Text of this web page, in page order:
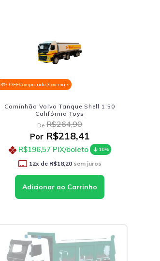
3% OFFComprando 3 ou mais
Caminhão Volvo Tanque Shell 1:50
Califórnia Toys
De R$264,90
PorR$218,41
R$196,57 PIX/boleto 10%
12x de R$18,20sem juros